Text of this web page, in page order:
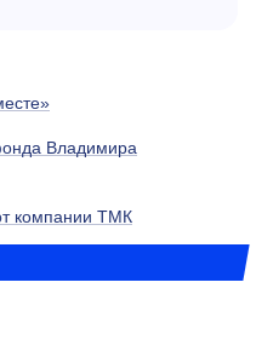
Владимира
компании ТМК